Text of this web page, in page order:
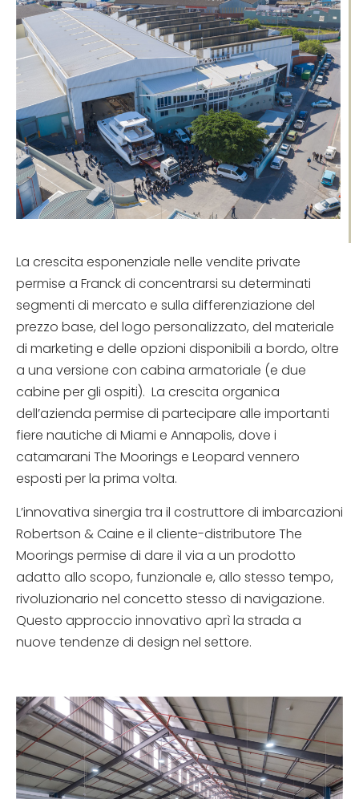
La crescita esponenziale nelle vendite private
permise a Franck di concentrarsi su determinati
segmenti di mercato e sulla differenziazione del
prezzo base, del logo personalizzato, del materiale
di marketing e delle opzioni disponibili a bordo, oltre
a una versione con cabina armatoriale (e due
cabine per gli ospiti). La crescita organica
dell’azienda permise di partecipare alle importanti
fiere nautiche di Miami e Annapolis, dove i
catamarani The Moorings e Leopard vennero
esposti per la prima volta.
L’innovativa sinergia tra il costruttore di imbarcazioni
Robertson & Caine e il cliente-distributore The
Moorings permise di dare il via a un prodotto
adatto allo scopo, funzionale e, allo stesso tempo,
rivoluzionario nel concetto stesso di navigazione.
Questo approccio innovativo aprì la strada a
nuove tendenze di design nel settore.